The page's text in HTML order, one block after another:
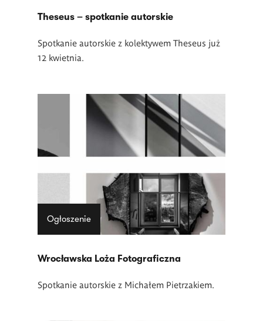
Theseus – spotkanie autorskie
Spotkanie autorskie z kolektywem Theseus już
12 kwietnia.
Ogłoszenie
Wrocławska Loża Fotograficzna
Spotkanie autorskie z Michałem Pietrzakiem.